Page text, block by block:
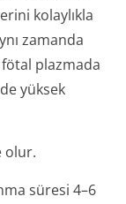
kolaylıkla
zamanda
plazmada
yüksek
olur.
süresi 4–6